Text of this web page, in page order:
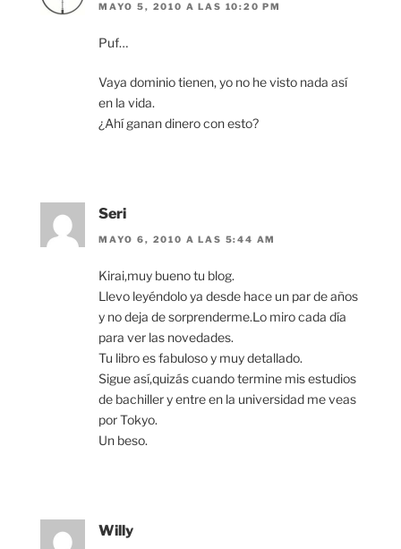
MAYO 5, 2010 A LAS 10:20 PM
Puf…
Vaya dominio tienen, yo no he visto nada así
en la vida.
¿Ahí ganan dinero con esto?
Seri
MAYO 6, 2010 A LAS 5:44 AM
Kirai,muy bueno tu blog.
Llevo leyéndolo ya desde hace un par de años
y no deja de sorprenderme.Lo miro cada día
para ver las novedades.
Tu libro es fabuloso y muy detallado.
Sigue así,quizás cuando termine mis estudios
de bachiller y entre en la universidad me veas
por Tokyo.
Un beso.
Willy